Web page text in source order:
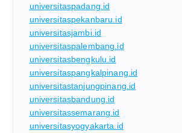
universitaspadang.id
universitaspekanbaru.id
universitasjambi.id
universitaspalembang.id
universitasbengkulu.id
universitaspangkalpinang.id
universitastanjungpinang.id
universitasbandung.id
universitassemarang.id
universitasyogyakarta.id